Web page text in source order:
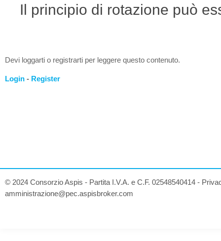
Il principio di rotazione può
Devi loggarti o registrarti per leggere questo contenuto.
Login - Register
© 2024 Consorzio Aspis - Partita I.V.A. e C.F. 02548540414 -
amministrazione@pec.aspisbroker.com